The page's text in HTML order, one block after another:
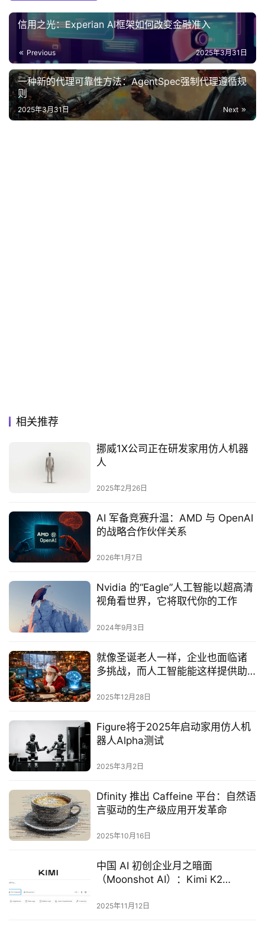
信用之光：Experian AI框架如何改变金融准入
Previous 2025年3月31日
一种新的代理可靠性方法：AgentSpec强制代理遵循规
则
Next
2025年3月31日
相关推荐
挪威1X公司正在研发家用仿人机器
人
2025年2月26日
AI 军备竞赛升温：AMD 与 OpenAI
的战略合作伙伴关系
2026年1月7日
Nvidia 的“Eagle”人工智能以超高清
视角看世界，它将取代你的工作
2024年9月3日
就像圣诞老人一样，企业也面临诸
多挑战，而人工智能能这样提供助
2025年12月28日
Figure将于2025年启动家用仿人机
器人Alpha测试‌
2025年3月2日
Dfinity 推出 Caffeine 平台：自然语
言驱动的生产级应用开发革命
2025年10月16日
中国 AI 初创企业月之暗面
（Moonshot AI）：Kimi K2
Claude，改写全球 AI 竞争格局
2025年11月12日